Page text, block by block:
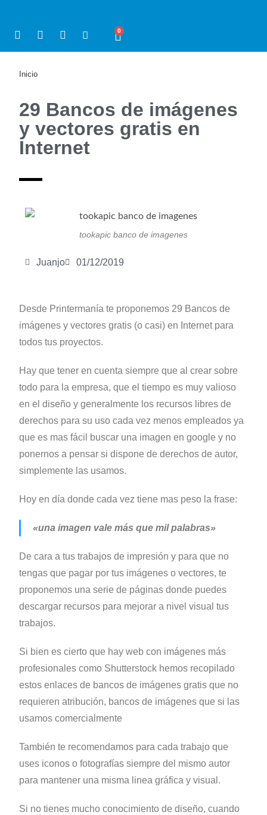
0
Inicio
29 Bancos de imágenes
y vectores gratis en
Internet
tookapic banco de imagenes
Juanjo 01/12/2019
Desde Printermanía te proponemos 29 Bancos de
imágenes y vectores gratis (o casi) en Internet para
todos tus proyectos.
Hay que tener en cuenta siempre que al crear sobre
todo para la empresa, que el tiempo es muy valioso
en el diseño y generalmente los recursos libres de
derechos para su uso cada vez menos empleados ya
que es mas fácil buscar una imagen en google y no
ponernos a pensar si dispone de derechos de autor,
simplemente las usamos.
Hoy en día donde cada vez tiene mas peso la frase:
«una imagen vale más que mil palabras»
De cara a tus trabajos de impresión y para que no
tengas que pagar por tus imágenes o vectores, te
proponemos una serie de páginas donde puedes
descargar recursos para mejorar a nivel visual tus
trabajos.
Si bien es cierto que hay web con imágenes más
profesionales como Shutterstock hemos recopilado
estos enlaces de bancos de imágenes gratis que no
requieren atribución, bancos de imágenes que si las
usamos comercialmente
También te recomendamos para cada trabajo que
uses iconos o fotografías siempre del mismo autor
para mantener una misma linea gráfica y visual.
Si no tienes mucho conocimiento de diseño, cuando